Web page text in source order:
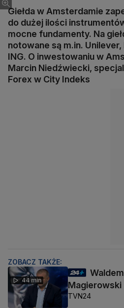
Giełda w Amsterdamie
do dużej ilości
mocne fundamenty. Na
notowane są m.in.
ING. O inwestowaniu w
Marcin Niedźwiecki,
Forex w City Indeks
ZOBACZ TAKŻE:
44 min
Magierowski
TVN24